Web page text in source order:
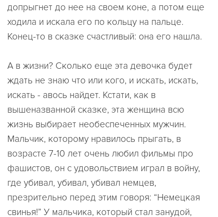
допрыгнет до нее на своем коне, а потом еще
ходила и искала его по кольцу на пальце.
Конец-то в сказке счастливый: она его нашла.
А в жизни? Сколько еще эта девочка будет
ждать не знаю что или кого, и искать, искать,
искать - авось найдет. Кстати, как в
вышеназванной сказке, эта женщина всю
жизнь выбирает необеспеченных мужчин.
Мальчик, которому нравилось прыгать, в
возрасте 7-10 лет очень любил фильмы про
фашистов, он с удовольствием играл в войну,
где убивал, убивал, убивал немцев,
презрительно перед этим говоря: “Немецкая
свинья!” У мальчика, который стал занудой,